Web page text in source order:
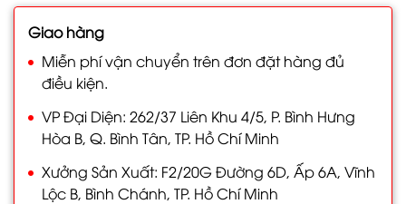
Giao hàng
Miễn phí vận chuyển trên đơn đặt hàng đủ
điều kiện.
VP Đại Diện: 262/37 Liên Khu 4/5, P. Bình Hưng
Hòa B, Q. Bình Tân, TP. Hồ Chí Minh
Xưởng Sản Xuất: F2/20G Đường 6D, Ấp 6A, Vĩnh
Lộc B, Bình Chánh, TP. Hồ Chí Minh